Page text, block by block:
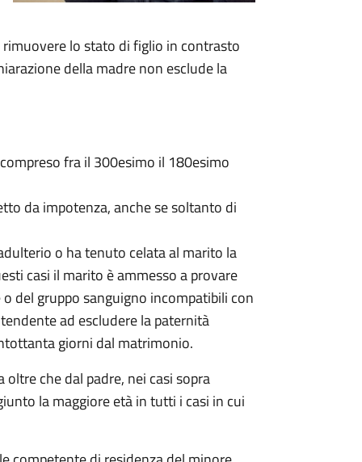
lo stato di figlio in contrasto
della madre non esclude la
fra il 300esimo il 180esimo
da impotenza, anche se soltanto di
o ha tenuto celata al marito la
casi il marito è ammesso a provare
del gruppo sanguigno incompatibili con
ad escludere la paternità
giorni dal matrimonio.
che dal padre, nei casi sopra
la maggiore età in tutti i casi in cui